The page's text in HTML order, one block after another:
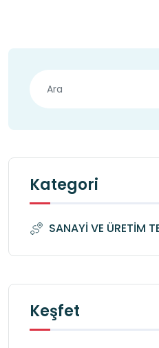
Kategori
SANAYİ VE ÜRETİM
Keşfet